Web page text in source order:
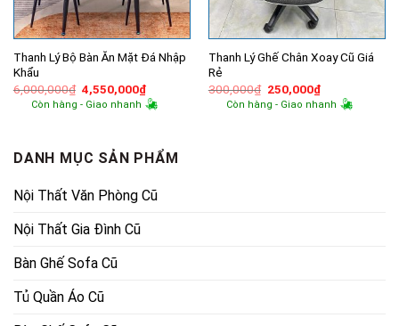
Thanh Lý Bộ Bàn Ăn Mặt Đá Nhập
Khẩu
6,000,000₫ Giá
gốc
là:
4,550,000₫Giá
hiện
tại
Còn hàng - Giao nhanh
Thanh Lý Ghế Chân Xoay Cũ Giá
Rẻ
300,000₫ Giá
gốc
là:
250,000₫Giá
hiện
tại
Còn hàng - Giao nhanh
DANH MỤC SẢN PHẨM
Nội Thất Văn Phòng Cũ
Nội Thất Gia Đình Cũ
Bàn Ghế Sofa Cũ
Tủ Quần Áo Cũ